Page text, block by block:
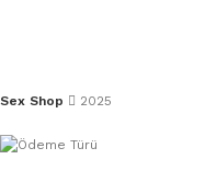
Sex Shop 2025